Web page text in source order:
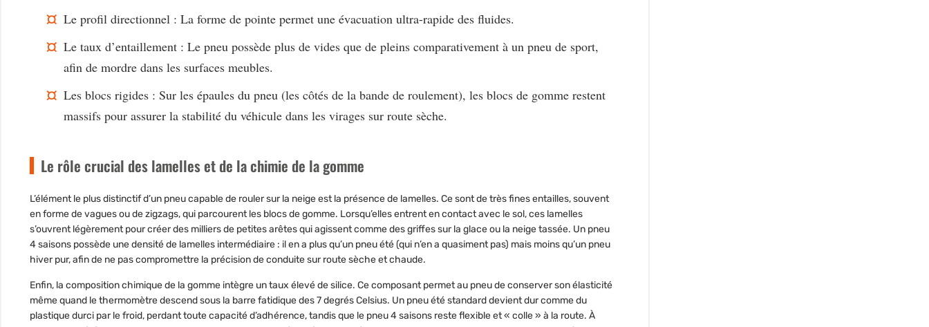
Le profil directionnel : La forme de pointe permet une évacuation ultra-rapide des fluides.
Le taux d’entaillement : Le pneu possède plus de vides que de pleins comparativement à un pneu de sport,
afin de mordre dans les surfaces meubles.
Les blocs rigides : Sur les épaules du pneu (les côtés de la bande de roulement), les blocs de gomme restent
massifs pour assurer la stabilité du véhicule dans les virages sur route sèche.
Le rôle crucial des lamelles et de la chimie de la gomme
L’élément le plus distinctif d’un pneu capable de rouler sur la neige est la présence de lamelles. Ce sont de très fines entailles, souvent
en forme de vagues ou de zigzags, qui parcourent les blocs de gomme. Lorsqu’elles entrent en contact avec le sol, ces lamelles
s’ouvrent légèrement pour créer des milliers de petites arêtes qui agissent comme des griffes sur la glace ou la neige tassée. Un pneu
4 saisons possède une densité de lamelles intermédiaire : il en a plus qu’un pneu été (qui n’en a quasiment pas) mais moins qu’un pneu
hiver pur, afin de ne pas compromettre la précision de conduite sur route sèche et chaude.
Enfin, la composition chimique de la gomme intègre un taux élevé de silice. Ce composant permet au pneu de conserver son élasticité
même quand le thermomètre descend sous la barre fatidique des 7 degrés Celsius. Un pneu été standard devient dur comme du
plastique durci par le froid, perdant toute capacité d’adhérence, tandis que le pneu 4 saisons reste flexible et « colle » à la route. À